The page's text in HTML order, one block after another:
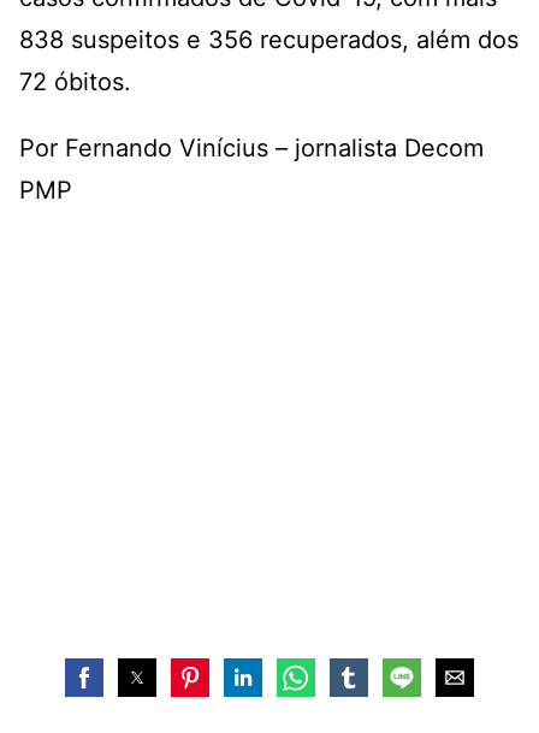
838 suspeitos e 356 recuperados, além dos
72 óbitos.
Por Fernando Vinícius – jornalista Decom
PMP